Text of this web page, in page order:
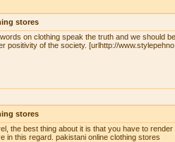
stores
on clothing speak the truth and we should
positivity of the society. [urlhttp://
stores
the best thing about it is that you have to
in this regard. pakistani online clothing stores